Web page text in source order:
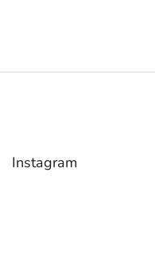
Instagram